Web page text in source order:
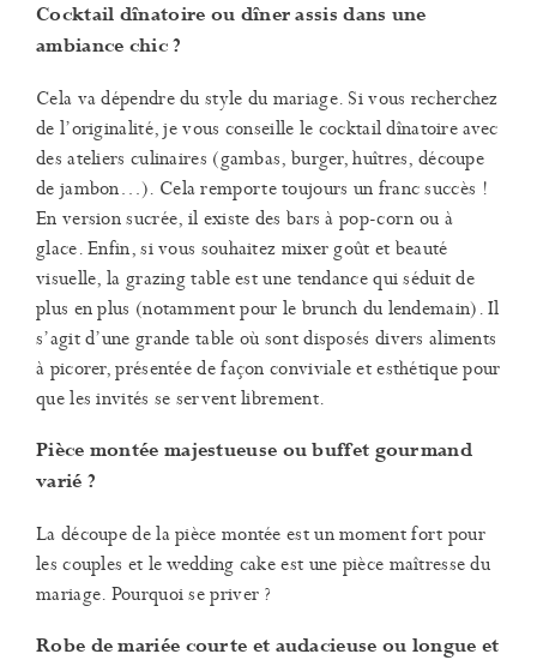
Cocktail dînatoire ou dîner assis dans une
ambiance chic ?
Cela va dépendre du style du mariage. Si vous recherchez
de l’originalité, je vous conseille le cocktail dînatoire avec
des ateliers culinaires (gambas, burger, huîtres, découpe
de jambon…). Cela remporte toujours un franc succès !
En version sucrée, il existe des bars à pop-corn ou à
glace. Enfin, si vous souhaitez mixer goût et beauté
visuelle, la grazing table est une tendance qui séduit de
plus en plus (notamment pour le brunch du lendemain). Il
s’agit d’une grande table où sont disposés divers aliments
à picorer, présentée de façon conviviale et esthétique pour
que les invités se servent librement.
Pièce montée majestueuse ou buffet gourmand
varié ?
La découpe de la pièce montée est un moment fort pour
les couples et le wedding cake est une pièce maîtresse du
mariage. Pourquoi se priver ?
Robe de mariée courte et audacieuse ou longue et